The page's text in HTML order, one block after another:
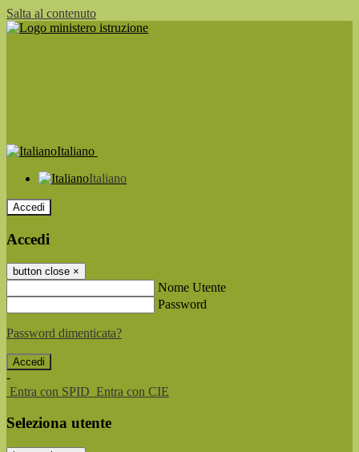
Salta al contenuto
Italiano
Italiano
Accedi
Accedi
button close ×
Nome Utente
Password
Password dimenticata?
-
Entra con SPID Entra con CIE
Seleziona utente